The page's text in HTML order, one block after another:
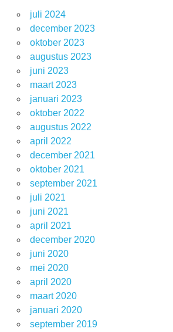
juli 2024
december 2023
oktober 2023
augustus 2023
juni 2023
maart 2023
januari 2023
oktober 2022
augustus 2022
april 2022
december 2021
oktober 2021
september 2021
juli 2021
juni 2021
april 2021
december 2020
juni 2020
mei 2020
april 2020
maart 2020
januari 2020
september 2019